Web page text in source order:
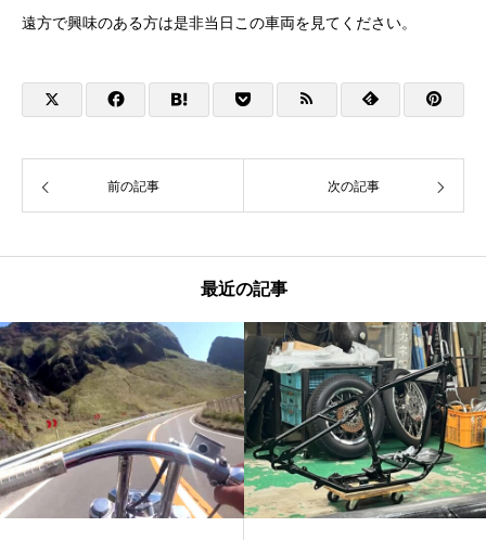
遠方で興味のある方は是非当日この車両を見てください。
前の記事 次の記事
最近の記事